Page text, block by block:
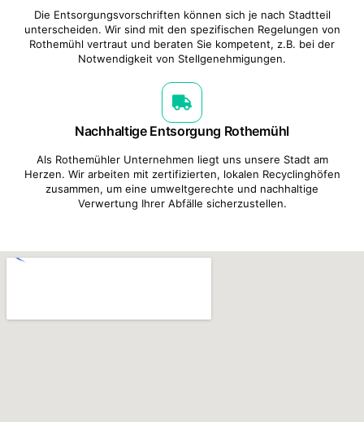
Die Entsorgungsvorschriften können sich je nach Stadtteil
unterscheiden. Wir sind mit den spezifischen Regelungen von
Rothemühl vertraut und beraten Sie kompetent, z.B. bei der
Notwendigkeit von Stellgenehmigungen.
Nachhaltige Entsorgung Rothemühl
Als Rothemühler Unternehmen liegt uns unsere Stadt am
Herzen. Wir arbeiten mit zertifizierten, lokalen Recyclinghöfen
zusammen, um eine umweltgerechte und nachhaltige
Verwertung Ihrer Abfälle sicherzustellen.